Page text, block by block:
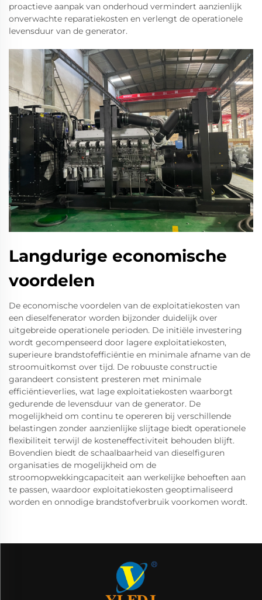
proactieve aanpak van onderhoud vermindert aanzienlijk
onverwachte reparatiekosten en verlengt de operationele
levensduur van de generator.
Langdurige economische
voordelen
De economische voordelen van de exploitatiekosten van
een dieselfenerator worden bijzonder duidelijk over
uitgebreide operationele perioden. De initiële investering
wordt gecompenseerd door lagere exploitatiekosten,
superieure brandstofefficiëntie en minimale afname van de
stroomuitkomst over tijd. De robuuste constructie
garandeert consistent presteren met minimale
efficiëntieverlies, wat lage exploitatiekosten waarborgt
gedurende de levensduur van de generator. De
mogelijkheid om continu te opereren bij verschillende
belastingen zonder aanzienlijke slijtage biedt operationele
flexibiliteit terwijl de kosteneffectiviteit behouden blijft.
Bovendien biedt de schaalbaarheid van dieselfiguren
organisaties de mogelijkheid om de
stroomopwekkingcapaciteit aan werkelijke behoeften aan
te passen, waardoor exploitatiekosten geoptimaliseerd
worden en onnodige brandstofverbruik voorkomen wordt.